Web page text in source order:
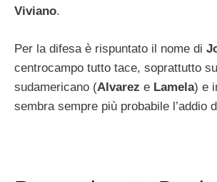
Viviano.
Per la difesa è rispuntato il nome di
centrocampo tutto tace, soprattutto
sudamericano (Alvarez e Lamela) e
sembra sempre più probabile l’addio